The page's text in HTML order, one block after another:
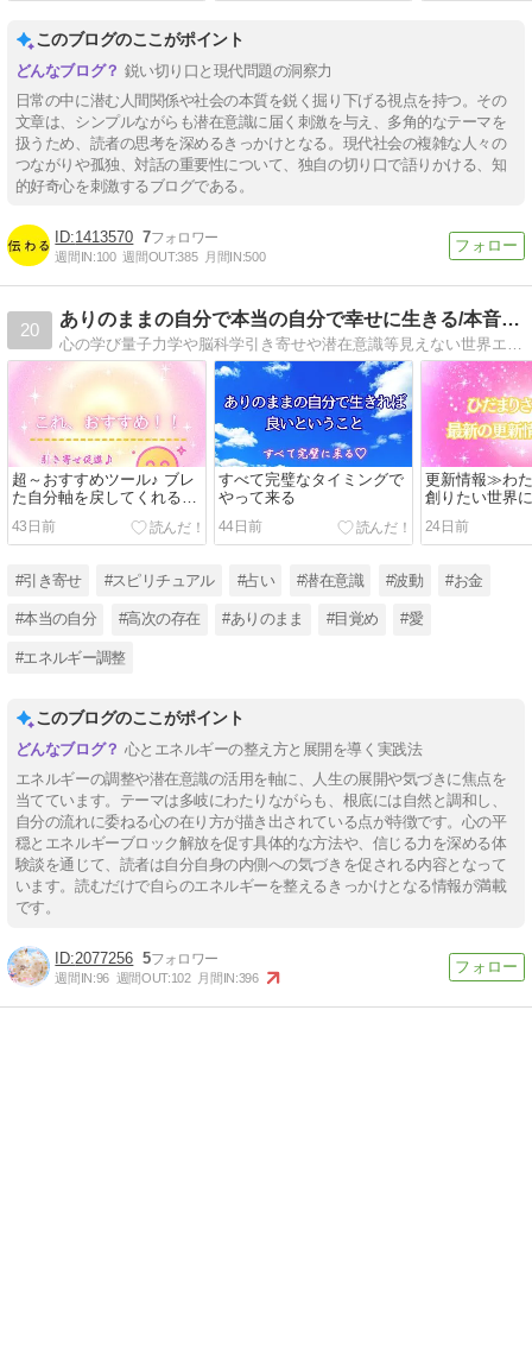
このブログのここがポイント
鋭い切り口と現代問題の洞察力
日常の中に潜む人間関係や社会の本質を鋭く掘り下げる視点を持つ。その
文章は、シンプルながらも潜在意識に届く刺激を与え、多角的なテーマを
扱うため、読者の思考を深めるきっかけとなる。現代社会の複雑な人々の
つながりや孤独、対話の重要性について、独自の切り口で語りかける、知
的好奇心を刺激するブログである。
1413570 7
週間IN:100 週間OUT:385 月間IN:500
20
ありのままの自分で本当の自分で幸せに生きる/本音BLOG
心の学び量子力学や脳科学引き寄せや潜在意識等見えない世界エネルギーの仕組みを知ることから本当の自分に気づき幸せに生きられるように。氣づきや知識の発信で引き寄せがあたりまえに成る現実創造願望実現が芯から信じられる世界の生き方を伝えています♪゛
超～おすすめツール♪ ブレ
た自分軸を戻してくれる
♪゛いつも安心状態に戻る
コツ★
43日前
すべて完璧なタイミングで
やって来る
44日前
更新情報≫わ
創りたい世界
どん構築拡大
24日前
#引き寄せ #スピリチュアル #占い #潜在意識 #波動 #お金
#本当の自分 #高次の存在 #ありのまま #目覚め #愛
#エネルギー調整
このブログのここがポイント
心とエネルギーの整え方と展開を導く実践法
エネルギーの調整や潜在意識の活用を軸に、人生の展開や気づきに焦点を
当てています。テーマは多岐にわたりながらも、根底には自然と調和し、
自分の流れに委ねる心の在り方が描き出されている点が特徴です。心の平
穏とエネルギーブロック解放を促す具体的な方法や、信じる力を深める体
験談を通じて、読者は自分自身の内側への気づきを促される内容となって
います。読むだけで自らのエネルギーを整えるきっかけとなる情報が満載
です。
2077256 5
週間IN:96 週間OUT:102 月間IN:396